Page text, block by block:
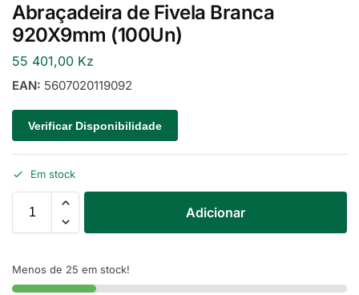
Abraçadeira de Fivela Branca
920X9mm (100Un)
55 401,00 Kz
EAN: 5607020119092
Verificar Disponibilidade
Em stock
Adicionar
Menos de 25 em stock!